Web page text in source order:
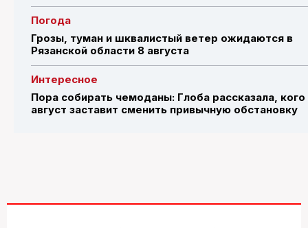
Погода
Грозы, туман и шквалистый ветер ожидаются в
Рязанской области 8 августа
Интересное
Пора собирать чемоданы: Глоба рассказала, кого
август заставит сменить привычную обстановку